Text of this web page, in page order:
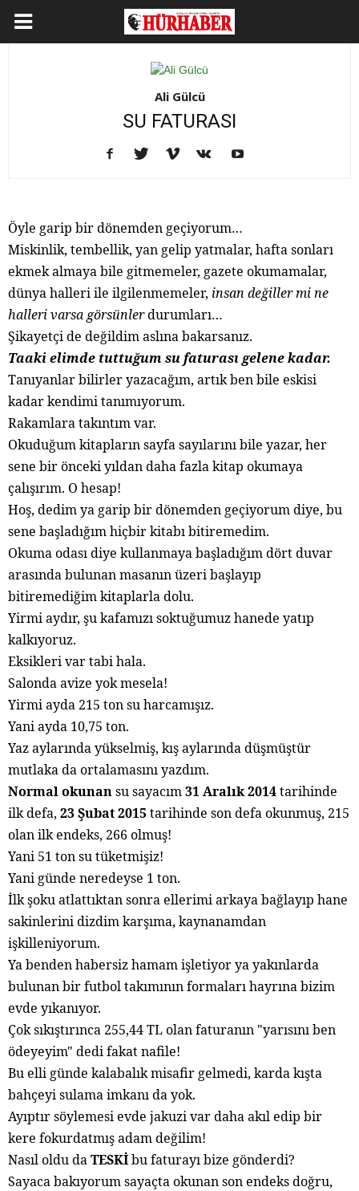
Ali Gülcü
SU FATURASI
Öyle garip bir dönemden geçiyorum…
Miskinlik, tembellik, yan gelip yatmalar, hafta sonları
ekmek almaya bile gitmemeler, gazete okumamalar,
dünya halleri ile ilgilenmemeler, insan değiller mi ne
halleri varsa görsünlerdurumları…
Şikayetçi de değildim aslına bakarsanız.
Taaki elimde tuttuğum su faturası gelene kadar.
Tanıyanlar bilirler yazacağım, artık ben bile eskisi
kadar kendimi tanımıyorum.
Rakamlara takıntım var.
Okuduğum kitapların sayfa sayılarını bile yazar, her
sene bir önceki yıldan daha fazla kitap okumaya
çalışırım. O hesap!
Hoş, dedim ya garip bir dönemden geçiyorum diye, bu
sene başladığım hiçbir kitabı bitiremedim.
Okuma odası diye kullanmaya başladığım dört duvar
arasında bulunan masanın üzeri başlayıp
bitiremediğim kitaplarla dolu.
Yirmi aydır, şu kafamızı soktuğumuz hanede yatıp
kalkıyoruz.
Eksikleri var tabi hala.
Salonda avize yok mesela!
Yirmi ayda 215 ton su harcamışız.
Yani ayda 10,75 ton.
Yaz aylarında yükselmiş, kış aylarında düşmüştür
mutlaka da ortalamasını yazdım.
Normal okunansu sayacım31 Aralık 2014tarihinde
ilk defa, 23 Şubat 2015 tarihinde son defa okunmuş, 215
olan ilk endeks, 266 olmuş!
Yani 51 ton su tüketmişiz!
Yani günde neredeyse 1 ton.
İlk şoku atlattıktan sonra ellerimi arkaya bağlayıp hane
sakinlerini dizdim karşıma, kaynanamdan
işkilleniyorum.
Ya benden habersiz hamam işletiyor ya yakınlarda
bulunan bir futbol takımının formaları hayrına bizim
evde yıkanıyor.
Çok sıkıştırınca 255,44 TL olan faturanın "yarısını ben
ödeyeyim" dedi fakat nafile!
Bu elli günde kalabalık misafir gelmedi, karda kışta
bahçeyi sulama imkanı da yok.
Ayıptır söylemesi evde jakuzi var daha akıl edip bir
kere fokurdatmış adam değilim!
Nasıl oldu daTESKİbu faturayı bize gönderdi?
Sayaca bakıyorum sayaçta okunan son endeks doğru,